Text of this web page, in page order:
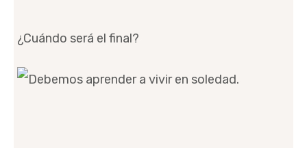
¿Cuándo será el final?